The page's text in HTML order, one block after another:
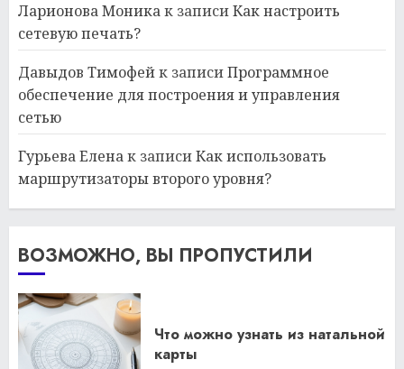
Ларионова Моникак записиКак настроить
сетевую печать?
Давыдов Тимофейк записиПрограммное
обеспечение для построения и управления
сетью
Гурьева Еленак записиКак использовать
маршрутизаторы второго уровня?
ВОЗМОЖНО, ВЫ ПРОПУСТИЛИ
Что можно узнать из натальной
карты